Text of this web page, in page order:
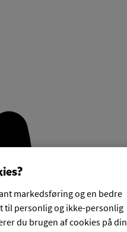
markedsføring og en bedre
til personlig og ikke-personlig
du brugen af cookies på din